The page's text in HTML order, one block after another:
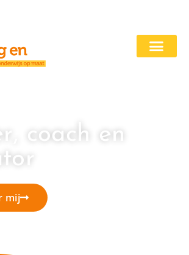
coach en
mij